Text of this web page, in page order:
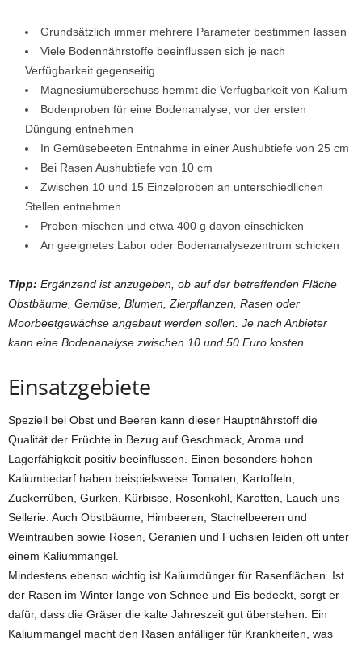
Grundsätzlich immer mehrere Parameter bestimmen lassen
Viele Bodennährstoffe beeinflussen sich je nach
Verfügbarkeit gegenseitig
Magnesiumüberschuss hemmt die Verfügbarkeit von Kalium
Bodenproben für eine Bodenanalyse, vor der ersten
Düngung entnehmen
In Gemüsebeeten Entnahme in einer Aushubtiefe von 25 cm
Bei Rasen Aushubtiefe von 10 cm
Zwischen 10 und 15 Einzelproben an unterschiedlichen
Stellen entnehmen
Proben mischen und etwa 400 g davon einschicken
An geeignetes Labor oder Bodenanalysezentrum schicken
Tipp: Ergänzend ist anzugeben, ob auf der betreffenden Fläche
Obstbäume, Gemüse, Blumen, Zierpflanzen, Rasen oder
Moorbeetgewächse angebaut werden sollen. Je nach Anbieter
kann eine Bodenanalyse zwischen 10 und 50 Euro kosten.
Einsatzgebiete
Speziell bei Obst und Beeren kann dieser Hauptnährstoff die
Qualität der Früchte in Bezug auf Geschmack, Aroma und
Lagerfähigkeit positiv beeinflussen. Einen besonders hohen
Kaliumbedarf haben beispielsweise Tomaten, Kartoffeln,
Zuckerrüben, Gurken, Kürbisse, Rosenkohl, Karotten, Lauch uns
Sellerie. Auch Obstbäume, Himbeeren, Stachelbeeren und
Weintrauben sowie Rosen, Geranien und Fuchsien leiden oft unter
einem Kaliummangel.
Mindestens ebenso wichtig ist Kaliumdünger für Rasenflächen. Ist
der Rasen im Winter lange von Schnee und Eis bedeckt, sorgt er
dafür, dass die Gräser die kalte Jahreszeit gut überstehen. Ein
Kaliummangel macht den Rasen anfälliger für Krankheiten, was